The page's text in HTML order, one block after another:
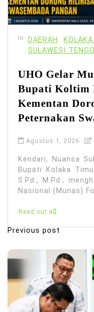
In DAERAH
SULAWESI
UHO Gelar
Bupati Koltim
Kementan
Peternakan
Agustus 1, 2026
Kendari, Nuansa
Bupati Kolaka
S.Pd., M.Pd.,
Nasional (Munas)
Read out all
N
a
i
Previous post